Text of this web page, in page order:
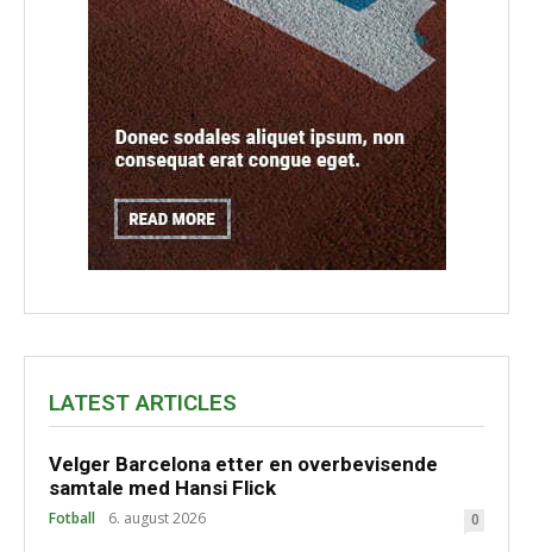
LATEST ARTICLES
Velger Barcelona etter en overbevisende
samtale med Hansi Flick
Fotball 6. august 2026 0